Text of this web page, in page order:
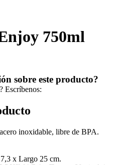
750ml
sobre este producto?
Escríbenos:
inoxidable, libre de BPA.
x Largo 25 cm.